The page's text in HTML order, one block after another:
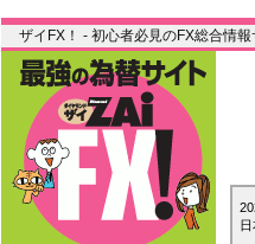
ザイFX！ - 初心者必見のFX総合情報